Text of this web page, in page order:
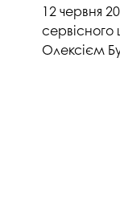
Сталий
12 червня
Олексієм